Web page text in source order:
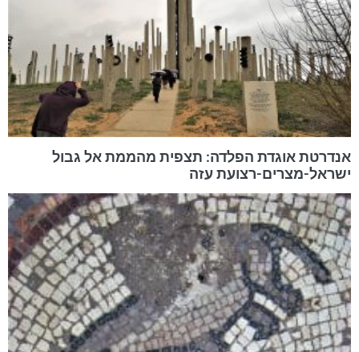
אנדרטת אוגדת הפלדה: תצפית מהממת אל גבול
ישראל-מצרים-רצועת עזה